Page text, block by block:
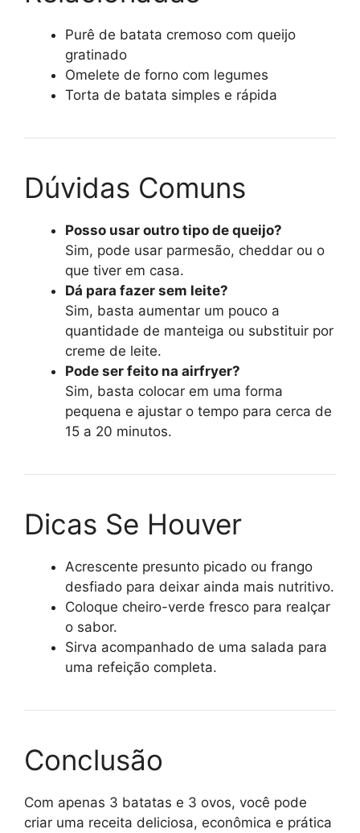
Purê de batata cremoso com queijo
gratinado
Omelete de forno com legumes
Torta de batata simples e rápida
Dúvidas Comuns
Posso usar outro tipo de queijo?
Sim, pode usar parmesão, cheddar ou o
que tiver em casa.
Dá para fazer sem leite?
Sim, basta aumentar um pouco a
quantidade de manteiga ou substituir por
creme de leite.
Pode ser feito na airfryer?
Sim, basta colocar em uma forma
pequena e ajustar o tempo para cerca de
15 a 20 minutos.
Dicas Se Houver
Acrescente presunto picado ou frango
desfiado para deixar ainda mais nutritivo.
Coloque cheiro-verde fresco para realçar
o sabor.
Sirva acompanhado de uma salada para
uma refeição completa.
Conclusão
Com apenas 3 batatas e 3 ovos, você pode
criar uma receita deliciosa, econômica e prática